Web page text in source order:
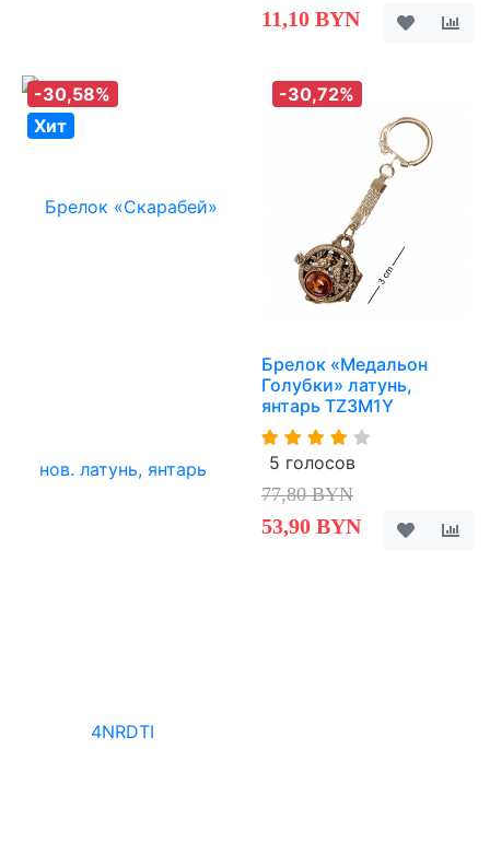
11,10 BYN
-30,58%
Хит
-30,72%
Брелок «Медальон
Голубки» латунь,
янтарь TZ3M1Y
5 голосов
77,80 BYN
53,90 BYN